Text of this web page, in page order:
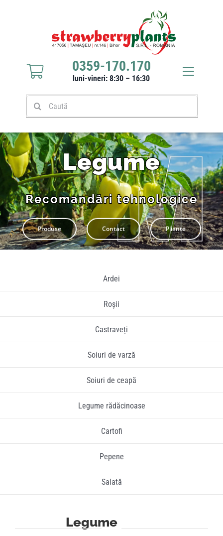
Caută
0359-170.170
luni-vineri: 8:30 – 16:30
Toggle
Răsaduri căpșuni
Stoloni căpșuni
Produse
Culturi
Pliante
Legume
Recomandări tehnologice
Produse Contact Pliante
Ardei
Roșii
Castraveți
Soiuri de varză
Soiuri de ceapă
Legume rădăcinoase
Cartofi
Pepene
Salată
Legume